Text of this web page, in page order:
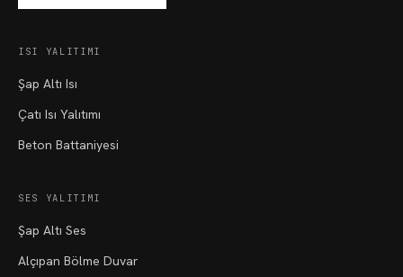
ISI YALITIMI
Şap Altı Isı
Çatı Isı Yalıtımı
Beton Battaniyesi
SES YALITIMI
Şap Altı Ses
Alçıpan Bölme Duvar